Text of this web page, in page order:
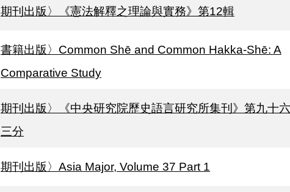
期刊出版〉《憲法解釋之理論與實務》第12輯
書籍出版〉Common Shē and Common Hakka-Shē: A
Comparative Study
期刊出版〉《中央研究院歷史語言研究所集刊》第九十
三分
期刊出版〉Asia Major, Volume 37 Part 1